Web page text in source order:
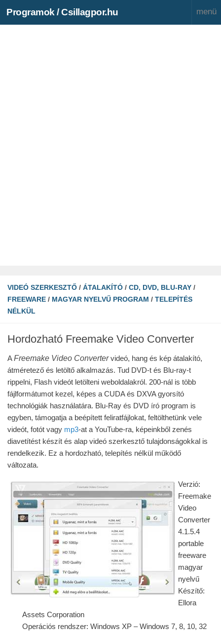
Programok / Csillagpor.hu
VIDEÓ SZERKESZTŐ / ÁTALAKÍTÓ / CD, DVD, BLU-RAY /
FREEWARE / MAGYAR NYELVŰ PROGRAM / TELEPÍTÉS
NÉLKÜL
Hordozható Freemake Video Converter
AFreemake Video Convertervideó, hang és kép átalakító,
átméretező és letöltő alkalmazás. Tud DVD-t és Blu-ray-t
rippelni, Flash videót letölteni weboldalakról. 200-nál is több
fájlformátumot kezel, képes a CUDA és DXVA gyorsító
technológiák használatára. Blu-Ray és DVD író program is
egyben, támogatja a beépített feliratfájlokat, feltölthetünk vele
videót, fotót vagy mp3-at a YouTube-ra, képeinkből zenés
diavetítést készít és alap videó szerkesztő tulajdonságokkal is
rendelkezik. Ez a hordozható, telepítés nélkül működő
változata.
Verzió:
Freemake
Video
Converter
4.1.5.4
portable
freeware
magyar
nyelvű
Készítő:
Ellora
Assets Corporation
Operációs rendszer: Windows XP – Windows 7, 8, 10, 32